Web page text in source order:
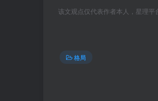
该文观点仅代表作者本人，星理平
格局